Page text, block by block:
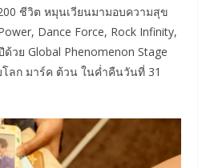
ชีวิต หมุนเวียนมามอบความสุข
Dance Force, Rock Infinity,
วย Global Phenomenon Stage
ลก มาร์ค ต้วน ในค่ำคืนวันที่ 31